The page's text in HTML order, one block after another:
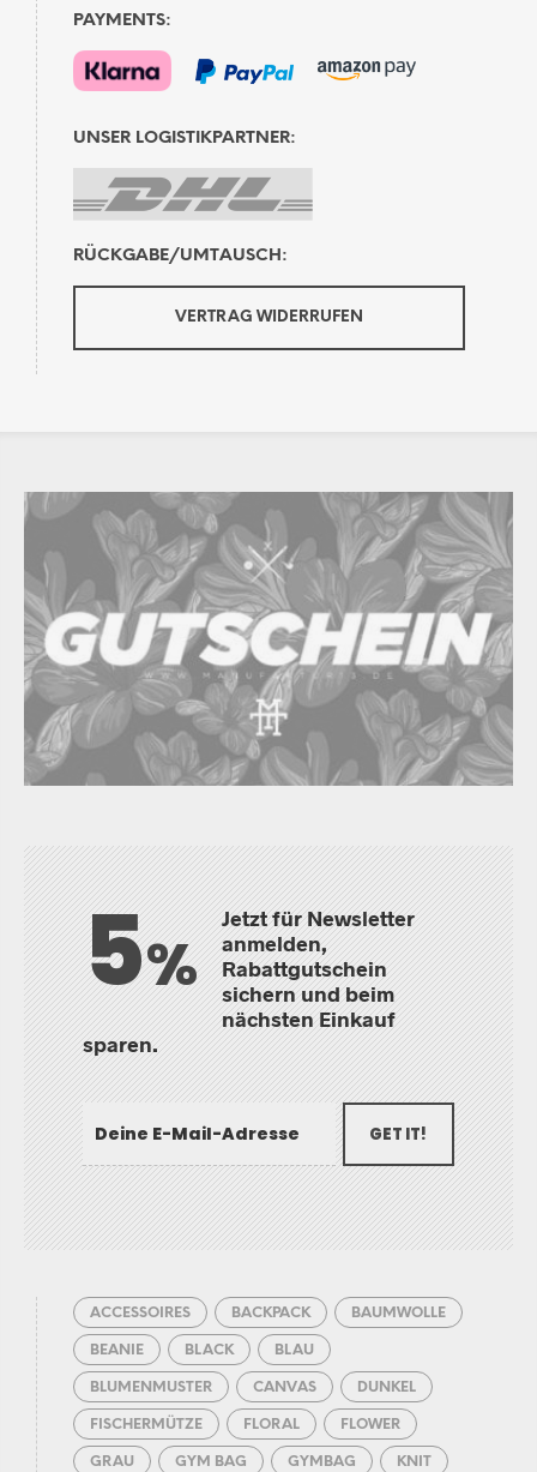
PAYMENTS:
UNSER LOGISTIKPARTNER:
RÜCKGABE/UMTAUSCH:
VERTRAG WIDERRUFEN
5%
Jetzt für Newsletter
anmelden,
Rabattgutschein
sichern und beim
nächsten Einkauf
sparen.
GET IT!
ACCESSOIRES BACKPACK BAUMWOLLE
BEANIE BLACK BLAU
BLUMENMUSTER CANVAS DUNKEL
FISCHERMÜTZE FLORAL FLOWER
GRAU GYM BAG GYMBAG KNIT